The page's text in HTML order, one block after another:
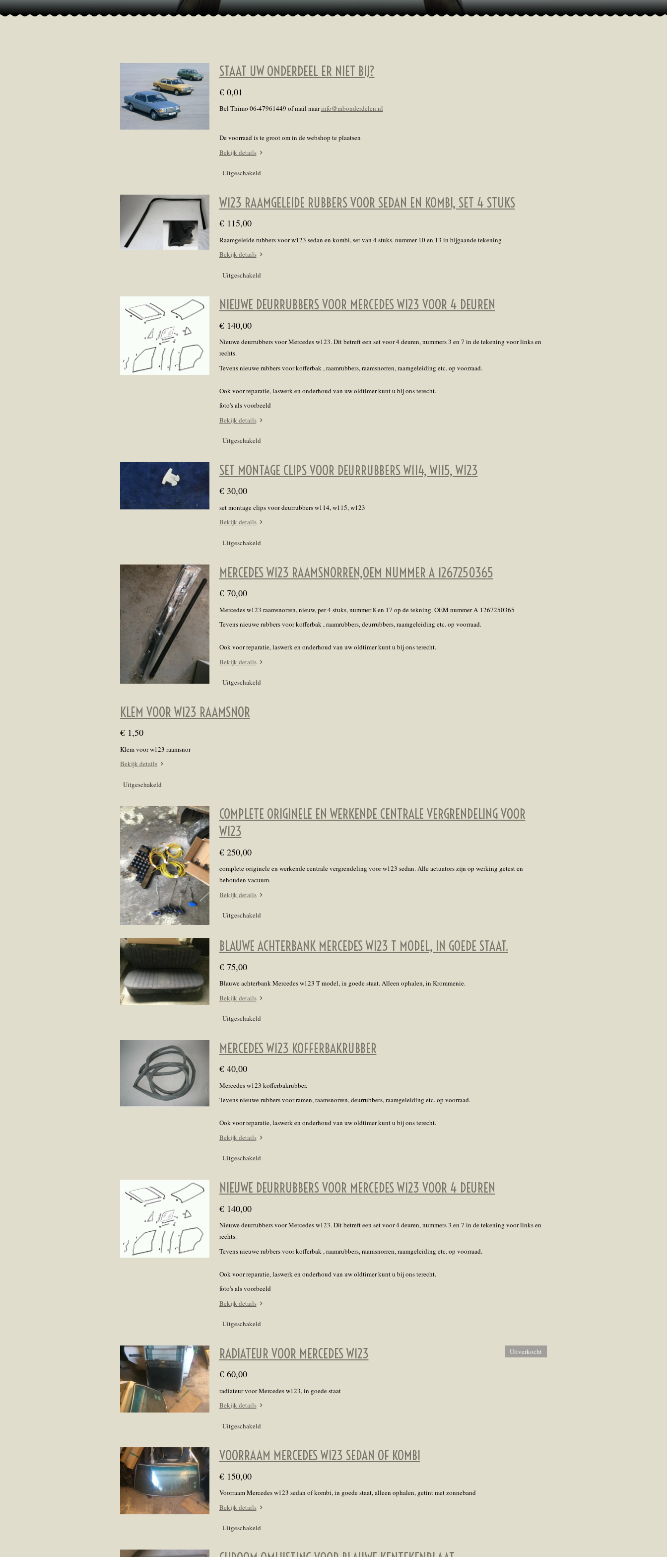
STAAT UW ONDERDEEL ER NIET BIJ?
€ 0,01
Bel Thimo 06-47961449 of mail naarinfo@mbonderdelen.nl
De voorraad is te groot om in de webshop te plaatsen
Bekijk details
Uitgeschakeld
W123 RAAMGELEIDE RUBBERS VOOR SEDAN EN KOMBI, SET 4 STUKS
€ 115,00
Raamgeleide rubbers voor w123 sedan en kombi, set van 4 stuks. nummer 10 en 13 in bijgaande tekening
Bekijk details
Uitgeschakeld
NIEUWE DEURRUBBERS VOOR MERCEDES W123 VOOR 4 DEUREN
€ 140,00
Nieuwe deurrubbers voor Mercedes w123. Dit betreft een set voor 4 deuren, nummers 3 en 7 in de tekening voor links en
rechts.
Tevens nieuwe rubbers voor kofferbak , raamrubbers, raamsnorren, raamgeleiding etc. op voorraad.
Ook voor reparatie, laswerk en onderhoud van uw oldtimer kunt u bij ons terecht.
foto's als voorbeeld
Bekijk details
Uitgeschakeld
SET MONTAGE CLIPS VOOR DEURRUBBERS W114, W115, W123
€ 30,00
set montage clips voor deurrubbers w114, w115, w123
Bekijk details
Uitgeschakeld
MERCEDES W123 RAAMSNORREN,OEM NUMMER A 1267250365
€ 70,00
Mercedes w123 raamsnorren, nieuw, per 4 stuks, nummer 8 en 17 op de tekning. OEM nummer A 1267250365
Tevens nieuwe rubbers voor kofferbak , raamrubbers, deurrubbers, raamgeleiding etc. op voorraad.
Ook voor reparatie, laswerk en onderhoud van uw oldtimer kunt u bij ons terecht.
Bekijk details
Uitgeschakeld
KLEM VOOR W123 RAAMSNOR
€ 1,50
Klem voor w123 raamsnor
Bekijk details
Uitgeschakeld
COMPLETE ORIGINELE EN WERKENDE CENTRALE VERGRENDELING VOOR
W123
€ 250,00
complete originele en werkende centrale vergrendeling voor w123 sedan. Alle actuators zijn op werking getest en
behouden vacuum.
Bekijk details
Uitgeschakeld
BLAUWE ACHTERBANK MERCEDES W123 T MODEL, IN GOEDE STAAT.
€ 75,00
Blauwe achterbank Mercedes w123 T model, in goede staat. Alleen ophalen, in Krommenie.
Bekijk details
Uitgeschakeld
MERCEDES W123 KOFFERBAKRUBBER
€ 40,00
Mercedes w123 kofferbakrubber.
Tevens nieuwe rubbers voor ramen, raamsnorren, deurrubbers, raamgeleiding etc. op voorraad.
Ook voor reparatie, laswerk en onderhoud van uw oldtimer kunt u bij ons terecht.
Bekijk details
Uitgeschakeld
NIEUWE DEURRUBBERS VOOR MERCEDES W123 VOOR 4 DEUREN
€ 140,00
Nieuwe deurrubbers voor Mercedes w123. Dit betreft een set voor 4 deuren, nummers 3 en 7 in de tekening voor links en
rechts.
Tevens nieuwe rubbers voor kofferbak , raamrubbers, raamsnorren, raamgeleiding etc. op voorraad.
Ook voor reparatie, laswerk en onderhoud van uw oldtimer kunt u bij ons terecht.
foto's als voorbeeld
Bekijk details
Uitgeschakeld
Uitverkocht
RADIATEUR VOOR MERCEDES W123
€ 60,00
radiateur voor Mercedes w123, in goede staat
Bekijk details
Uitgeschakeld
VOORRAAM MERCEDES W123 SEDAN OF KOMBI
€ 150,00
Voorraam Mercedes w123 sedan of kombi, in goede staat, alleen ophalen, getint met zonneband
Bekijk details
Uitgeschakeld